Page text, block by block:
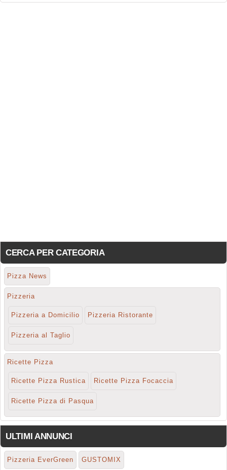
CERCA PER CATEGORIA
Pizza News
Pizzeria
Pizzeria a Domicilio Pizzeria Ristorante
Pizzeria al Taglio
Ricette Pizza
Ricette Pizza Rustica Ricette Pizza Focaccia
Ricette Pizza di Pasqua
ULTIMI ANNUNCI
Pizzeria EverGreen GUSTOMIX